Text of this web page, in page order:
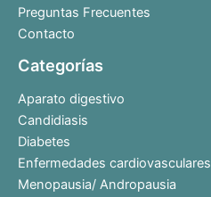
Preguntas Frecuentes
Contacto
Categorías
Aparato digestivo
Candidiasis
Diabetes
Enfermedades cardiovasculares
Menopausia/ Andropausia